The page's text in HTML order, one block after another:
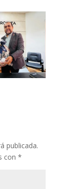
publicada.
con *